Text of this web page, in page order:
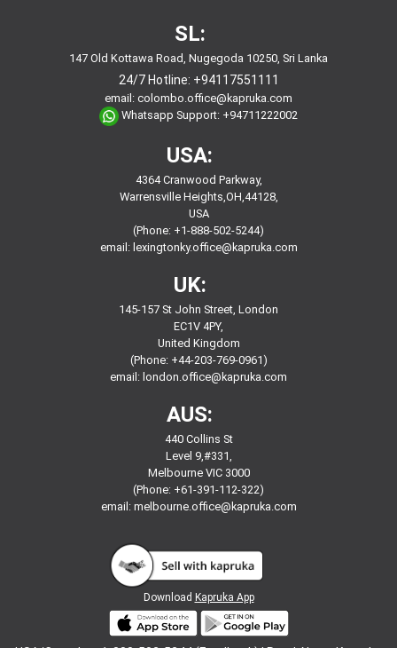
SL:
147 Old Kottawa Road, Nugegoda 10250, Sri Lanka
24/7 Hotline: +94117551111
email: colombo.office@kapruka.com
Whatsapp Support: +94711222002
USA:
4364 Cranwood Parkway,
Warrensville Heights,OH,44128,
USA
(Phone: +1-888-502-5244)
email: lexingtonky.office@kapruka.com
UK:
145-157 St John Street, London
EC1V 4PY,
United Kingdom
(Phone: +44-203-769-0961)
email: london.office@kapruka.com
AUS:
440 Collins St
Level 9,#331,
Melbourne VIC 3000
(Phone: +61-391-112-322)
email: melbourne.office@kapruka.com
Download Kapruka App